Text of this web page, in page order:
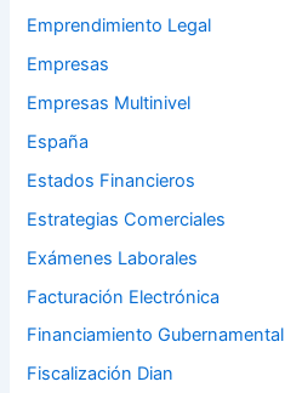
Emprendimiento Legal
Empresas
Empresas Multinivel
España
Estados Financieros
Estrategias Comerciales
Exámenes Laborales
Facturación Electrónica
Financiamiento Gubernamental
Fiscalización Dian